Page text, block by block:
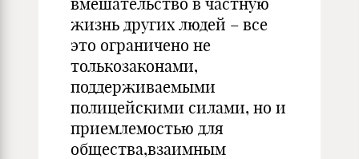
жизнь других людей – все
это ограничено не
толькозаконами,
поддерживаемыми
полицейскими силами, но и
приемлемостью для
общества,взаимным